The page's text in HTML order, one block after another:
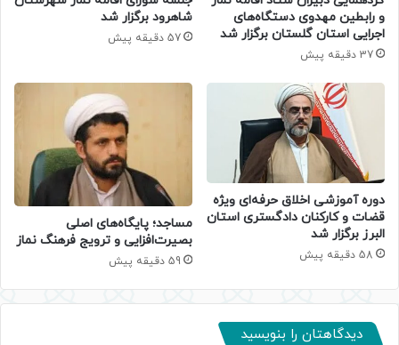
و رابطین مهدوی دستگاه‌های
اجرایی استان گلستان برگزار شد
37 دقیقه پیش
شاهرود برگزار شد
57 دقیقه پیش
دوره آموزشی اخلاق حرفه‌ای ویژه
قضات و کارکنان دادگستری استان
البرز برگزار شد
58 دقیقه پیش
​مساجد؛ پایگاه‌های اصلی
بصیرت‌افزایی و ترویج فرهنگ نماز
59 دقیقه پیش
دیدگاهتان را بنویسید